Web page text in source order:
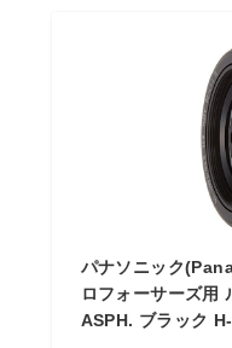
パナソニック
ロフォーサーズ用
ASPH. ブラック